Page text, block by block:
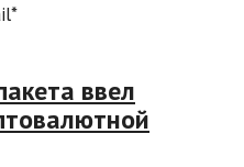
ввел